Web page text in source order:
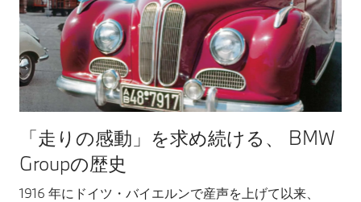
「走りの感動」を求め続ける、 BMW
Groupの歴史
1916 年にドイツ・バイエルンで産声を上げて以来、